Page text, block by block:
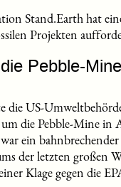
Stand.Earth hat
Projekten
Pebble-
die US-
die Pebble-Mine in
ein
der letzten großen
Klage gegen die